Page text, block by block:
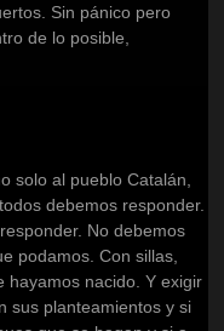
Sin pánico pero
de lo posible,
solo al pueblo Catalán,
debemos responder.
No debemos
podamos. Con sillas,
hayamos nacido. Y exigir
sus planteamientos y si